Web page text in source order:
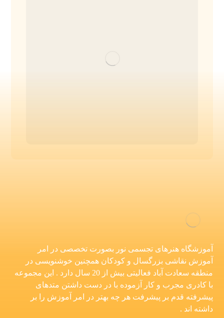
آموزشگاه هنرهای تجسمی نور بصورت تخصصی در امر
آموزش نقاشی بزرگسال و کودکان همچنین خوشنویسی در
منطقه سعادت آباد فعالیتی بیش از 20 سال دارد . این مجموعه
با کادری مجرب و کار آزموده با در دست داشتن متدهای
پیشرفته قدم بر پیشرفت هر چه بهتر در امر آموزش را بر
داشته اند .